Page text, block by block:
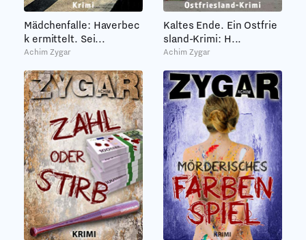
Mädchenfalle: Haverbec
k ermittelt. Sei...
Achim Zygar
Kaltes Ende. Ein Ostfrie
sland-Krimi: H...
Achim Zygar